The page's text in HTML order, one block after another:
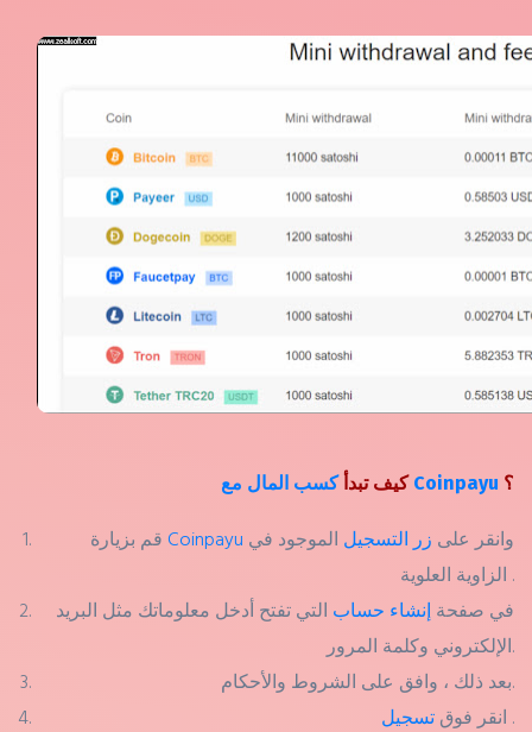
كيف تبدأكسب المال مع Coinpayu ؟
Coinpayu وانقر على زر التسجيل الموجود في
الزاوية العلوية .
في صفحة إنشاء حساب التي تفتح أدخل معلوماتك مثل البريد
الإلكتروني وكلمة المرور.
بعد ذلك ، وافق على الشروط والأحكام.
انقر فوق .